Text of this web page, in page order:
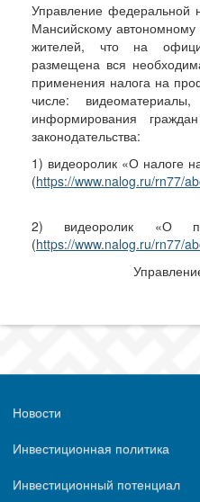
Управление федеральной
Мансийскому
жителей, что на
размещена вся
применения налога на
числе:
информирования
законодательства:
1) видеоролик «О налоге
(https://www.nalog.ru/rn77/
2) видеоролик «О
(https://www.nalog.ru/rn77/
Новости
Инвестиционная политика
Инвестиционный потенциал